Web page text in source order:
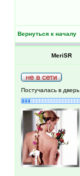
Вернуться к началу
MeriSR
Постучалась в дверь